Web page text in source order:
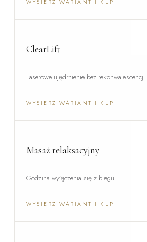
WYBIERZ WARIANT I KUP
ClearLift
Laserowe ujędrnienie bez rekonwalescencji.
WYBIERZ WARIANT I KUP
Masaż relaksacyjny
Godzina wyłączenia się z biegu.
WYBIERZ WARIANT I KUP